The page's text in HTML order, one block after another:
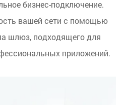
бизнес-подключение.
вашей сети с помощью
шлюз, подходящего для
приложений.